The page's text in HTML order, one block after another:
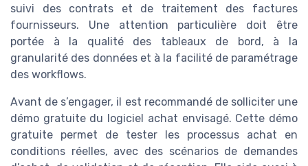
suivi des contrats et de traitement des factures
fournisseurs. Une attention particulière doit être
portée à la qualité des tableaux de bord, à la
granularité des données et à la facilité de paramétrage
des workflows.
Avant de s’engager, il est recommandé de solliciter une
démo gratuite du logiciel achat envisagé. Cette démo
gratuite permet de tester les processus achat en
conditions réelles, avec des scénarios de demandes